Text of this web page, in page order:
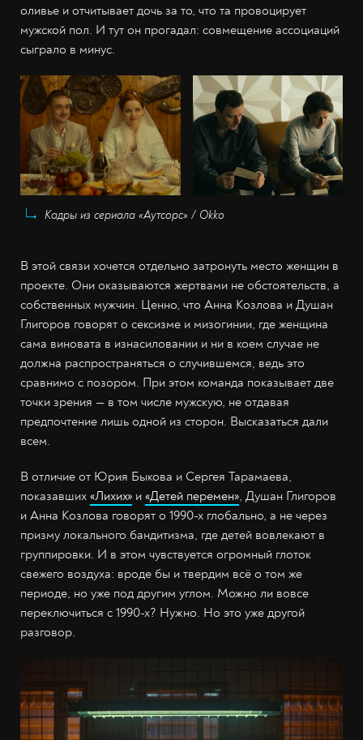
оливье и отчитывает дочь за то, что та провоцирует
мужской пол. И тут он прогадал: совмещение ассоциаций
сыграло в минус.
Кадры из сериала «Аутсорс» / Okko
В этой связи хочется отдельно затронуть место женщин в
проекте. Они оказываются жертвами не обстоятельств, а
собственных мужчин. Ценно, что Анна Козлова и Душан
Глигоров говорят о сексизме и мизогинии, где женщина
сама виновата в изнасиловании и ни в коем случае не
должна распространяться о случившемся, ведь это
сравнимо с позором. При этом команда показывает две
точки зрения — в том числе мужскую, не отдавая
предпочтение лишь одной из сторон. Высказаться дали
всем.
В отличие от Юрия Быкова и Сергея Тарамаева,
показавших «Лихих» и «Детей перемен», Душан Глигоров
и Анна Козлова говорят о 1990-х глобально, а не через
призму локального бандитизма, где детей вовлекают в
группировки. И в этом чувствуется огромный глоток
свежего воздуха: вроде бы и твердим всё о том же
периоде, но уже под другим углом. Можно ли вовсе
переключиться с 1990-х? Нужно. Но это уже другой
разговор.